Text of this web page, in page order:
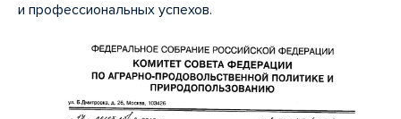
и профессиональных успехов.